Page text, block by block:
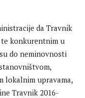
da Travnik
konkurentnim u
do neminovnosti
lokalnim upravama,
Travnik 2016-